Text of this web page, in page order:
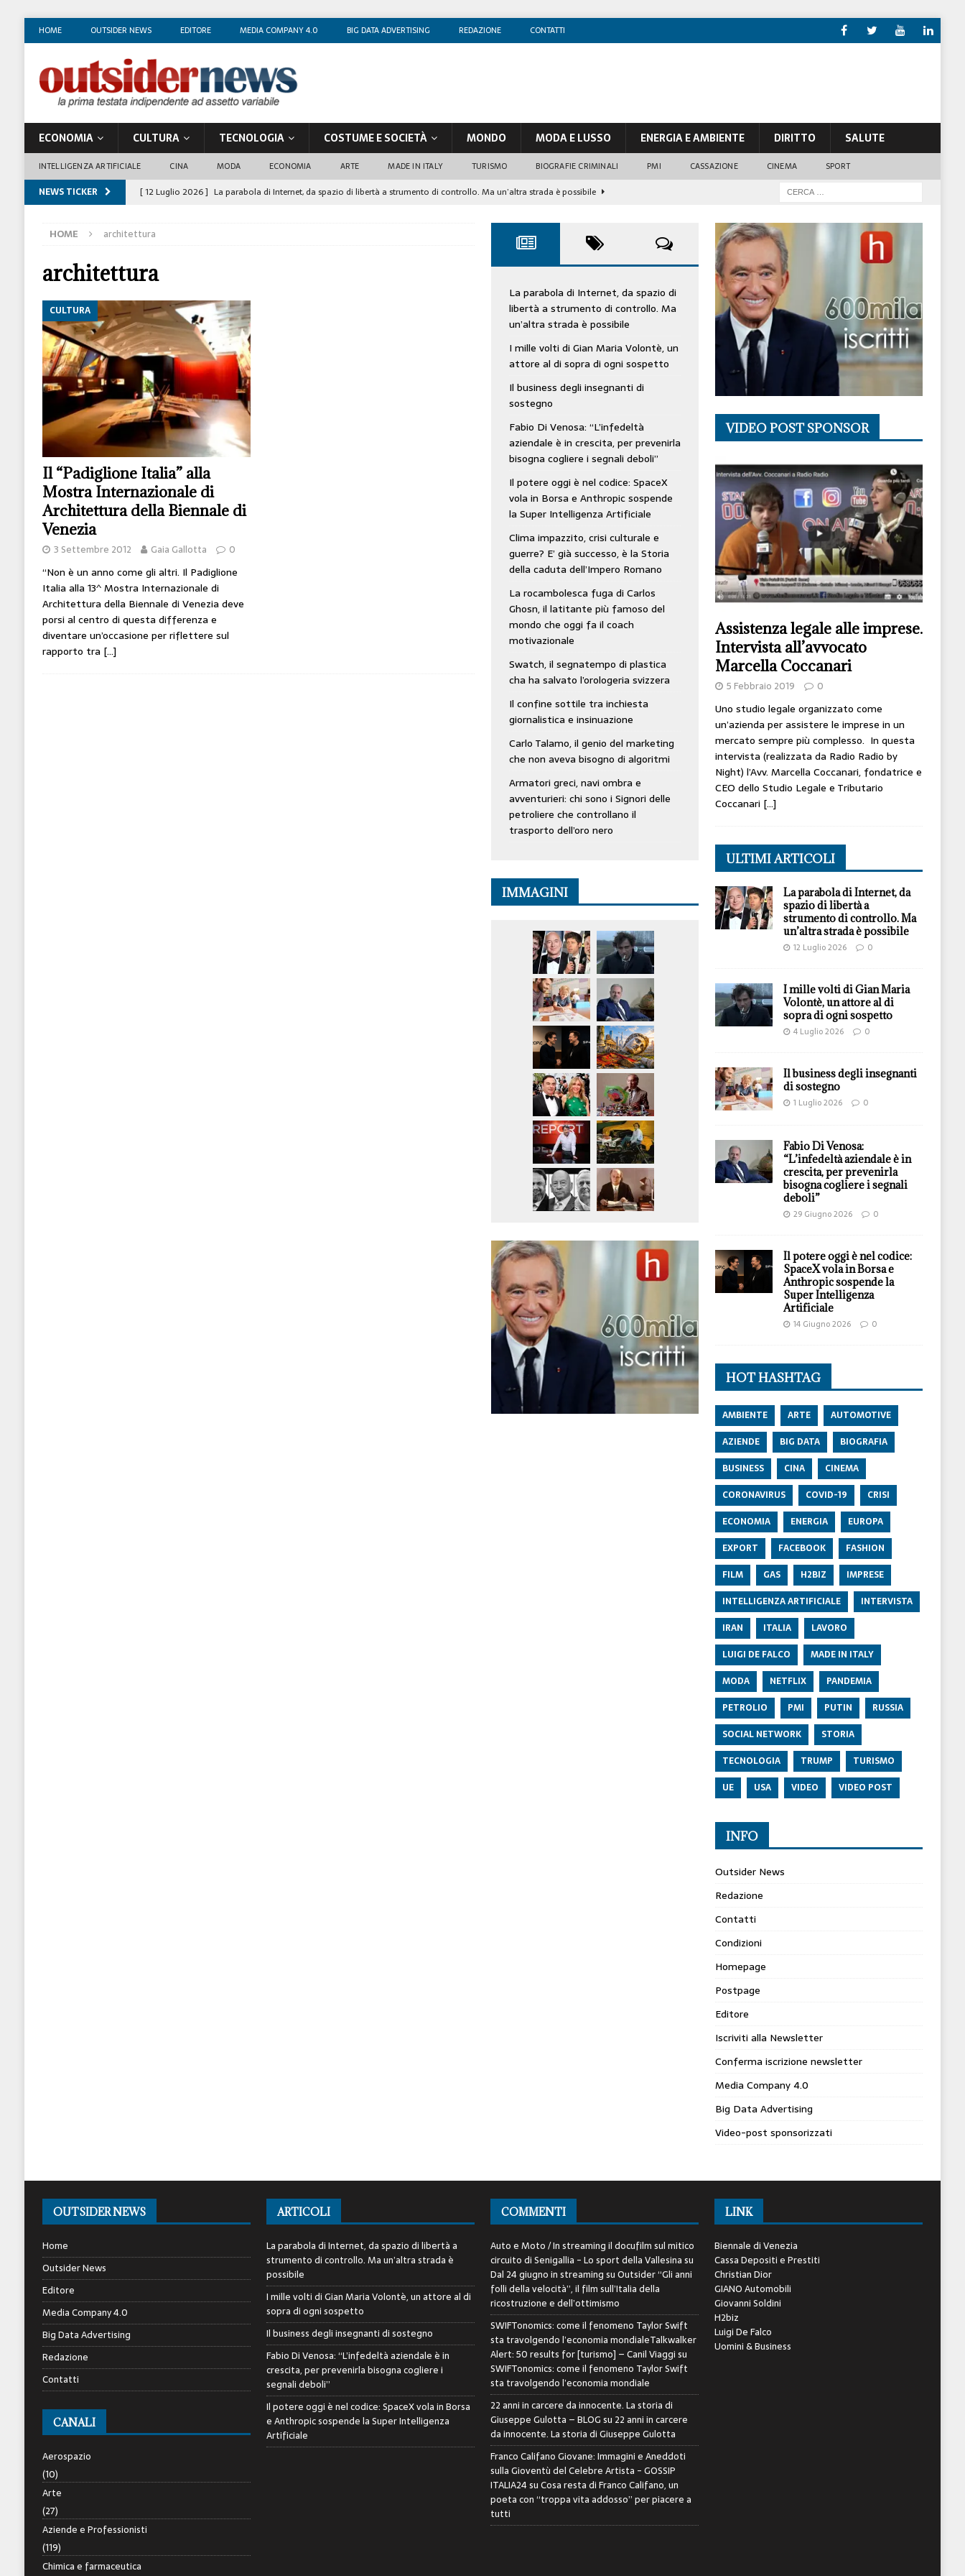
HOME OUTSIDER NEWS EDITORE MEDIA COMPANY 4.0 BIG DATA ADVERTISING REDAZIONE CONTATTI
ECONOMIA CULTURA TECNOLOGIA COSTUME E SOCIETÀ MONDO MODA E LUSSO ENERGIA E AMBIENTE DIRITTO SALUTE
INTELLIGENZA ARTIFICIALE CINA MODA ECONOMIA ARTE MADE IN ITALY TURISMO BIOGRAFIE CRIMINALI PMI CASSAZIONE CINEMA SPORT
NEWS TICKER [ 12 Luglio 2026 ] La parabola di Internet, da spazio di libertà a strumento di controllo. Ma un’altra strada è possibile
[ 4 Luglio 2026 ]
CINEMA
[ 1 Luglio 2026 ]
Fabio Di Venosa: “L’infedeltà aziendale è in crescita, per prevenirla bisogna cogliere i segnali deboli”
ECONOMIA
[ 14 Giugno 2026 ]
Il potere oggi è nel codice: SpaceX vola in Borsa e Anthropic sospende la Super Intelligenza Artificiale
HI-TECH
[ 7 Febbraio 2020 ] Nato con l’Austria-Ungheria e morto nell’era digitale. Il tempo si era dimenticato di Gillo Dorfles e lui
viveva nel futuro
ARTE
HOME architettura
architettura
CULTURA
Il “Padiglione Italia” alla
Mostra Internazionale di
Architettura della Biennale di
Venezia
3 Settembre 2012 Gaia Gallotta 0
“Non è un anno come gli altri. Il Padiglione
Italia alla 13^ Mostra Internazionale di
Architettura della Biennale di Venezia deve
porsi al centro di questa differenza e
diventare un’occasione per riflettere sul
rapporto tra […]
La parabola di Internet, da spazio di
libertà a strumento di controllo. Ma
un’altra strada è possibile
I mille volti di Gian Maria Volontè, un
attore al di sopra di ogni sospetto
Il business degli insegnanti di
sostegno
Fabio Di Venosa: “L’infedeltà
aziendale è in crescita, per prevenirla
bisogna cogliere i segnali deboli”
Il potere oggi è nel codice: SpaceX
vola in Borsa e Anthropic sospende
la Super Intelligenza Artificiale
Clima impazzito, crisi culturale e
guerre? E’ già successo, è la Storia
della caduta dell’Impero Romano
La rocambolesca fuga di Carlos
Ghosn, il latitante più famoso del
mondo che oggi fa il coach
motivazionale
Swatch, il segnatempo di plastica
cha ha salvato l’orologeria svizzera
Il confine sottile tra inchiesta
giornalistica e insinuazione
Carlo Talamo, il genio del marketing
che non aveva bisogno di algoritmi
Armatori greci, navi ombra e
avventurieri: chi sono i Signori delle
petroliere che controllano il
trasporto dell’oro nero
IMMAGINI
VIDEO POST SPONSOR
Assistenza legale alle imprese.
Intervista all’avvocato
Marcella Coccanari
5 Febbraio 2019 0
Uno studio legale organizzato come
un’azienda per assistere le imprese in un
mercato sempre più complesso. In questa
intervista (realizzata da Radio Radio by
Night) l’Avv. Marcella Coccanari, fondatrice e
CEO dello Studio Legale e Tributario
Coccanari […]
ULTIMI ARTICOLI
La parabola di Internet, da
spazio di libertà a
strumento di controllo. Ma
un’altra strada è possibile
12 Luglio 2026 0
I mille volti di Gian Maria
Volontè, un attore al di
sopra di ogni sospetto
4 Luglio 2026 0
Il business degli insegnanti
di sostegno
1 Luglio 2026 0
Fabio Di Venosa:
“L’infedeltà aziendale è in
crescita, per prevenirla
bisogna cogliere i segnali
deboli”
29 Giugno 2026 0
Il potere oggi è nel codice:
SpaceX vola in Borsa e
Anthropic sospende la
Super Intelligenza
Artificiale
14 Giugno 2026 0
HOT HASHTAG
AMBIENTE ARTE
AUTOMOTIVE
AZIENDE
BIG DATA
BIOGRAFIA
BUSINESS
CINA
CINEMA
CORONAVIRUS
COVID-19
CRISI
ECONOMIA
ENERGIA
EUROPA
EXPORT
FACEBOOK
FASHION
FILM
GAS H2BIZ
IMPRESE
INTELLIGENZA ARTIFICIALE
INTERVISTA
IRAN
ITALIA
LAVORO
LUIGI DE FALCO
MADE IN ITALY
MODA
NETFLIX
PANDEMIA
PETROLIO
PMI PUTIN
RUSSIA
SOCIAL NETWORK
STORIA
TECNOLOGIA
TRUMP
TURISMO
UE
USA VIDEO VIDEO POST
INFO
Outsider News
Redazione
Contatti
Condizioni
Homepage
Postpage
Editore
Iscriviti alla Newsletter
Conferma iscrizione newsletter
Media Company 4.0
Big Data Advertising
Video-post sponsorizzati
OUTSIDER NEWS
Home
Outsider News
Editore
Media Company 4.0
Big Data Advertising
Redazione
Contatti
CANALI
Aerospazio
(10)
Arte
(27)
Aziende e Professionisti
(119)
Chimica e farmaceutica
ARTICOLI
La parabola di Internet, da spazio di libertà a
strumento di controllo. Ma un’altra strada è
possibile
I mille volti di Gian Maria Volontè, un attore al di
sopra di ogni sospetto
Il business degli insegnanti di sostegno
Fabio Di Venosa: “L’infedeltà aziendale è in
crescita, per prevenirla bisogna cogliere i
segnali deboli”
Il potere oggi è nel codice: SpaceX vola in Borsa
e Anthropic sospende la Super Intelligenza
Artificiale
COMMENTI
Auto e Moto / In streaming il docufilm sul mitico
circuito di Senigallia - Lo sport della Vallesinasu
Dal 24 giugno in streaming su Outsider “Gli anni
folli della velocità”, il film sull’Italia della
ricostruzione e dell’ottimismo
SWIFTonomics: come il fenomeno Taylor Swift
sta travolgendo l’economia mondialeTalkwalker
Alert: 50 results for [turismo] – Canil Viaggisu
SWIFTonomics: come il fenomeno Taylor Swift
sta travolgendo l’economia mondiale
22 anni in carcere da innocente. La storia di
Giuseppe Gulotta – BLOGsu 22 anni in carcere
da innocente. La storia di Giuseppe Gulotta
Franco Califano Giovane: Immagini e Aneddoti
sulla Gioventù del Celebre Artista - GOSSIP
ITALIA24suCosa resta di Franco Califano, un
poeta con “troppa vita addosso” per piacere a
tutti
LINK
Biennale di Venezia
Cassa Depositi e Prestiti
Christian Dior
GIANO Automobili
Giovanni Soldini
H2biz
Luigi De Falco
Uomini & Business